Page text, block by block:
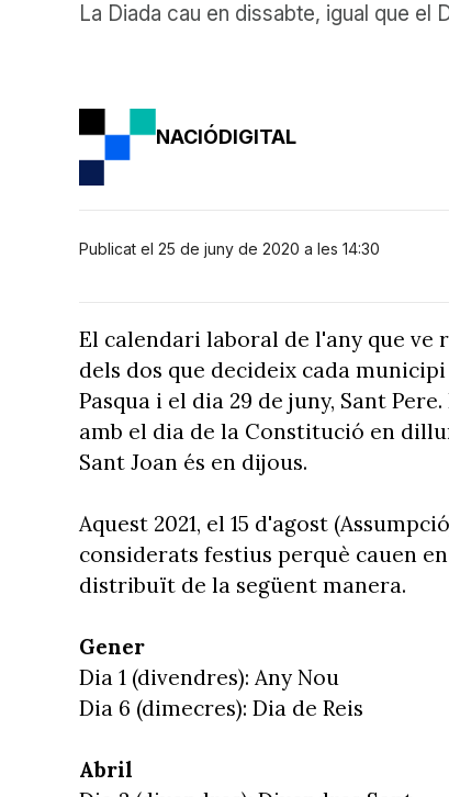
La Diada cau en dissabte, igual que el
NACIÓDIGITAL
Publicat el 25 de juny de 2020 a les 14:30
El calendari laboral de l'any que ve
dels dos que decideix cada
Pasqua i el dia 29 de juny, Sant
amb el dia de la Constitució en
Sant Joan és en dijous.
Aquest 2021, el 15 d'agost
considerats festius perquè cauen
distribuït de la següent manera.
Gener
Dia 1 (divendres): Any Nou
Dia 6 (dimecres): Dia de Reis
Abril